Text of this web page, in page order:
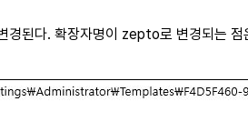
된다. 확장자명이 zepto로 변경되는